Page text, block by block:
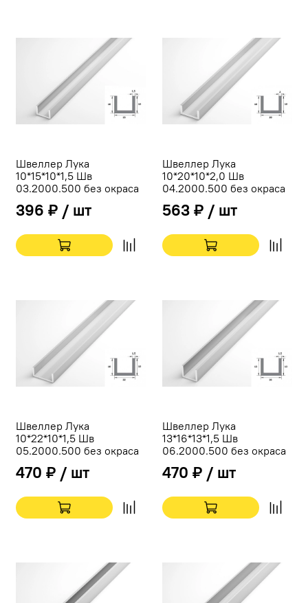
Швеллер Лука
10*15*10*1,5 Шв
03.2000.500 без окраса
396 ₽ / шт
Швеллер Лука
10*20*10*2,0 Шв
04.2000.500 без окраса
563 ₽ / шт
Швеллер Лука
10*22*10*1,5 Шв
05.2000.500 без окраса
470 ₽ / шт
Швеллер Лука
13*16*13*1,5 Шв
06.2000.500 без окраса
470 ₽ / шт